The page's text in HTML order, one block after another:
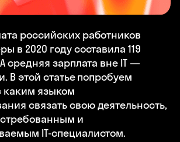
российских работников
в 2020 году составила 119
средняя зарплата вне IT —
В этой статье попробуем
каким языком
связать свою деятельность,
и
IT-специалистом.